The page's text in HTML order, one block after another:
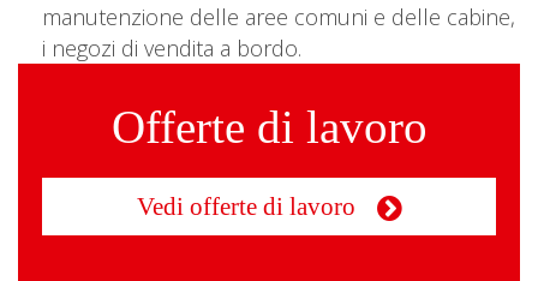
manutenzione delle aree comuni e delle cabine,
i negozi di vendita a bordo.
Offerte di lavoro
Vedi offerte di lavoro